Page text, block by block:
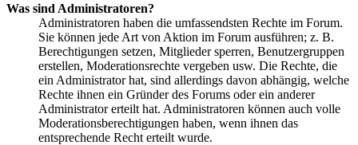
Was sind Administratoren?
Administratoren haben die umfassendsten Rechte im Forum.
Sie können jede Art von Aktion im Forum ausführen; z. B.
Berechtigungen setzen, Mitglieder sperren, Benutzergruppen
erstellen, Moderationsrechte vergeben usw. Die Rechte, die
ein Administrator hat, sind allerdings davon abhängig, welche
Rechte ihnen ein Gründer des Forums oder ein anderer
Administrator erteilt hat. Administratoren können auch volle
Moderationsberechtigungen haben, wenn ihnen das
entsprechende Recht erteilt wurde.